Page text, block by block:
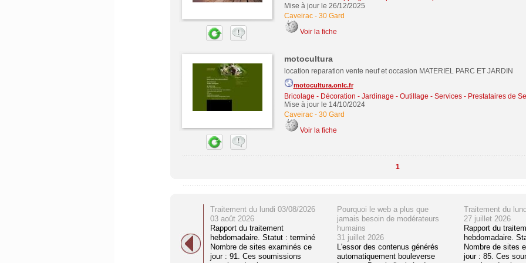
Mise à jour le 26/12/2025
Caveirac- 30 Gard
Voir la fiche
motocultura
location reparation vente neuf et occasion MATERIEL PARC ET JARDIN
motocultura.onlc.fr
Bricolage - Décoration - Jardinage - Outillage - Services - Prestataires de
Mise à jour le 14/10/2024
Caveirac- 30 Gard
Voir la fiche
1
Traitement du lundi 03/08/2026
03 août 2026
Rapport du traitement
hebdomadaire. Statut : terminé
Nombre de sites examinés ce
jour : 91. Ces soumissions
Pourquoi le web a plus que
jamais besoin de modérateurs
humains
31 juillet 2026
L'essor des contenus générés
automatiquement bouleverse
Traitement du
27 juillet 2026
Rapport du
hebdomadaire.
Nombre de sites
jour : 85. Ces